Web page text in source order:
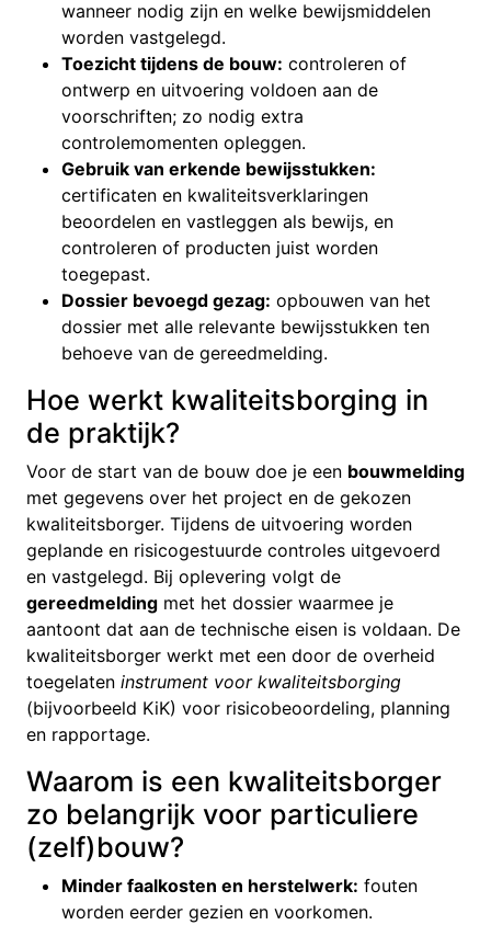
wanneer nodig zijn en welke bewijsmiddelen
worden vastgelegd.
Toezicht tijdens de bouw: controleren of
ontwerp en uitvoering voldoen aan de
voorschriften; zo nodig extra
controlemomenten opleggen.
Gebruik van erkende bewijsstukken:
certificaten en kwaliteitsverklaringen
beoordelen en vastleggen als bewijs, en
controleren of producten juist worden
toegepast.
Dossier bevoegd gezag: opbouwen van het
dossier met alle relevante bewijsstukken ten
behoeve van de gereedmelding.
Hoe werkt kwaliteitsborging in
de praktijk?
Voor de start van de bouw doe je een bouwmelding
met gegevens over het project en de gekozen
kwaliteitsborger. Tijdens de uitvoering worden
geplande en risicogestuurde controles uitgevoerd
en vastgelegd. Bij oplevering volgt de
gereedmelding met het dossier waarmee je
aantoont dat aan de technische eisen is voldaan. De
kwaliteitsborger werkt met een door de overheid
toegelaten instrument voor kwaliteitsborging
(bijvoorbeeld KiK) voor risicobeoordeling, planning
en rapportage.
Waarom is een kwaliteitsborger
zo belangrijk voor particuliere
(zelf)bouw?
Minder faalkosten en herstelwerk: fouten
worden eerder gezien en voorkomen.